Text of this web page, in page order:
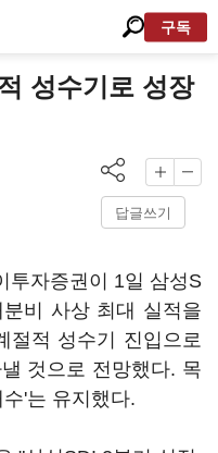
구독
성수기로 성장
답글쓰기
투자증권이 1일 삼성S
비 사상 최대 실적을
절적 성수기 진입으로
것으로 전망했다. 목
'는 유지했다.